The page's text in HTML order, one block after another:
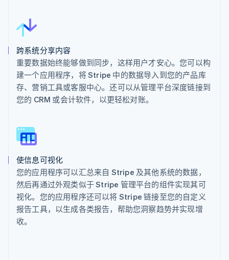
跨系统分享内容
重要数据始终能够做到同步，这样用户才安心。您可以构
建一个应用程序，将 Stripe 中的数据导入到您的产品库
存、营销工具或客服中心。还可以从管理平台深度链接到
您的 CRM 或会计软件，以更轻松对账。
使信息可视化
您的应用程序可以汇总来自 Stripe 及其他系统的数据，
然后再通过外观类似于 Stripe 管理平台的组件实现其可
视化。您的应用程序还可以将 Stripe 链接至您的自定义
报告工具，以生成各类报告，帮助您洞察趋势并实现增
收。